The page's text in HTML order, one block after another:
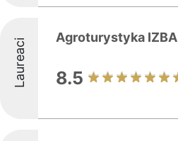
Laureaci Agroturystyka IZBA
8.5